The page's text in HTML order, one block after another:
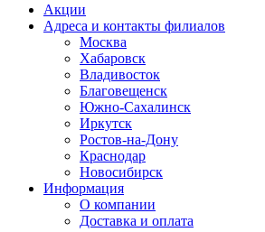
Акции
Адреса и контакты филиалов
Москва
Хабаровск
Владивосток
Благовещенск
Южно-Сахалинск
Иркутск
Ростов-на-Дону
Краснодар
Новосибирск
Информация
О компании
Доставка и оплата